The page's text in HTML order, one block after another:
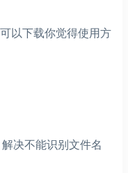
以下载你觉得使用方
决不能识别文件名